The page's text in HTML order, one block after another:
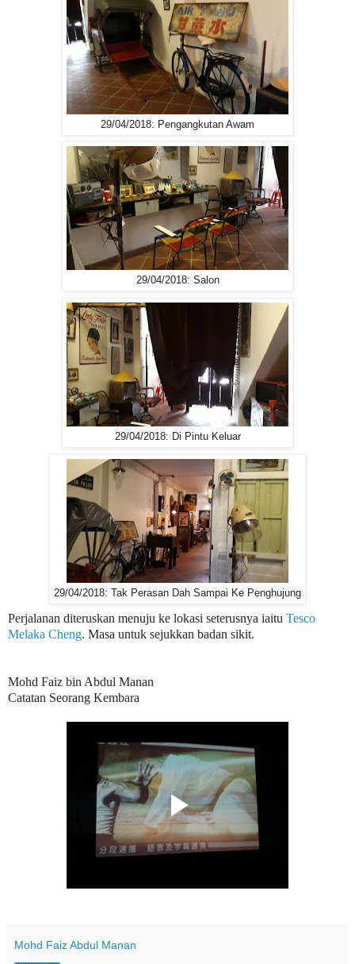
29/04/2018: Pengangkutan Awam
29/04/2018: Salon
29/04/2018: Di Pintu Keluar
29/04/2018: Tak Perasan Dah Sampai Ke Penghujung
Perjalanan diteruskan menuju ke lokasi seterusnya iaitu Tesco
Melaka Cheng. Masa untuk sejukkan badan sikit.
Mohd Faiz bin Abdul Manan
Catatan Seorang Kembara
Mohd Faiz Abdul Manan